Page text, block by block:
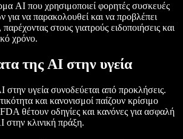
AI που χρησιμοποιεί φορητές συσκευές
για να παρακολουθεί και να προβλέπει
στους γιατρούς ειδοποιήσεις και
χρόνο.
της AI στην υγεία
υγεία συνοδεύεται από προκλήσεις.
και κανονισμοί παίζουν κρίσιμο
θέτουν οδηγίες και κανόνες για ασφαλή
στην κλινική πράξη.